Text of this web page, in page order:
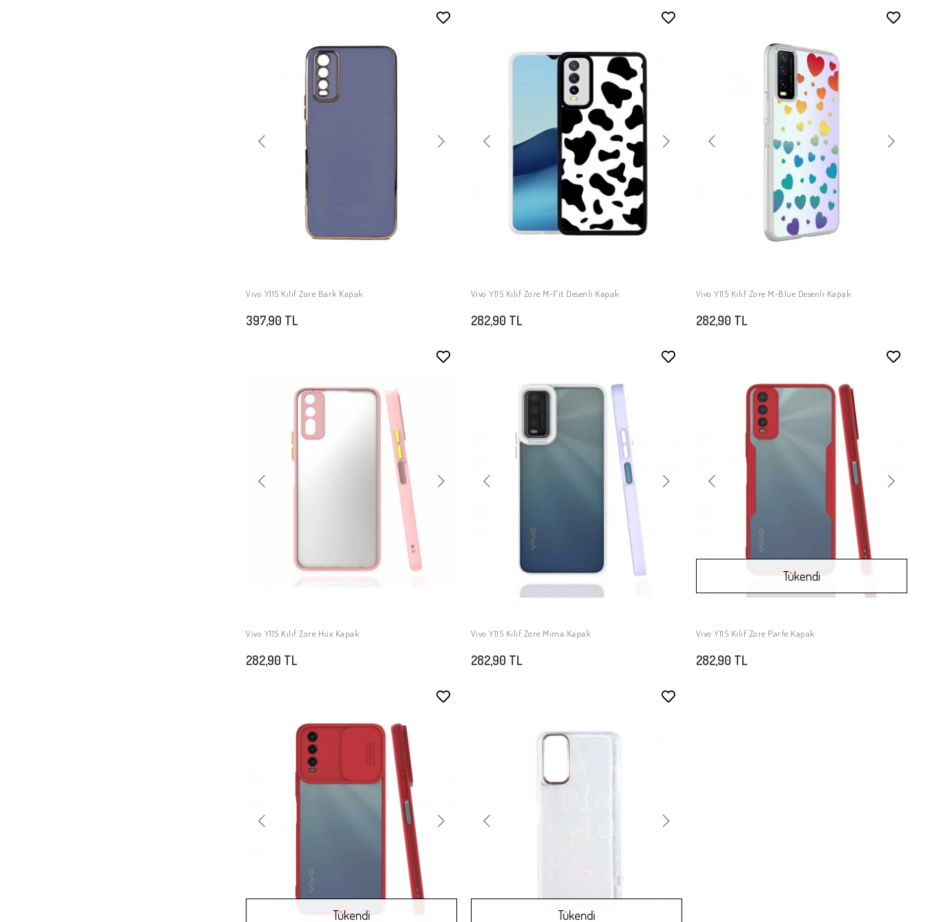
SEPETE EKLE
Vivo Y11S Kılıf Zore Bark Kapak
397,90 TL
SEPETE EKLE
Vivo Y11S Kılıf Zore M-Fit Desenli Kapak
282,90 TL
SEPETE EKLE
Vivo Y11S Kılıf Zore M-Blue Desenli Kapak
282,90 TL
SEPETE EKLE
Vivo Y11S Kılıf Zore Hux Kapak
282,90 TL
SEPETE EKLE
Vivo Y11S Kılıf Zore Mima Kapak
282,90 TL
Stokta Yok
Stokta Yok
Tükendi
Vivo Y11S Kılıf Zore Parfe Kapak
282,90 TL
Stokta Yok
Tükendi
Stokta Yok
Tükendi